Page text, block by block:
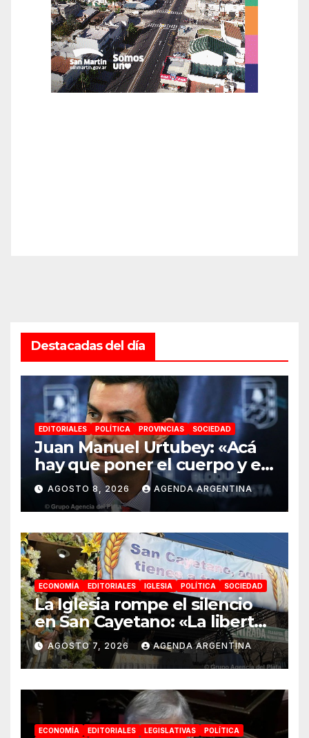
Destacadas del día
EDITORIALES POLÍTICA PROVINCIAS SOCIEDAD
Juan Manuel Urtubey: «Acá
hay que poner el cuerpo y el
alma. La Argentina tiene que
ir a la construcción de un
proyecto nacional»
AGOSTO 8, 2026 AGENDA ARGENTINA
ECONOMÍA EDITORIALES IGLESIA POLÍTICA SOCIEDAD
La Iglesia rompe el silencio
en San Cayetano: «La libertad
económica no puede ser
absoluta»
AGOSTO 7, 2026 AGENDA ARGENTINA
ECONOMÍA EDITORIALES LEGISLATIVAS
POLÍTICA